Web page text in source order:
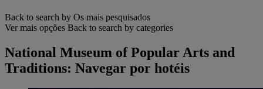
Back to search by Os mais pesquisados
Ver mais opções Back to search by categories
National Museum of Popular Arts and
Traditions: Navegar por hotéis